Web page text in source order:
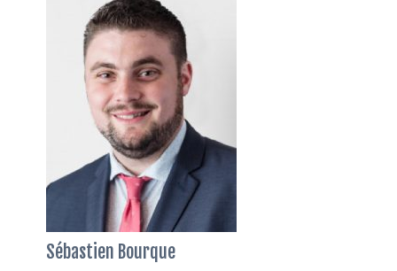
Sébastien Bourque